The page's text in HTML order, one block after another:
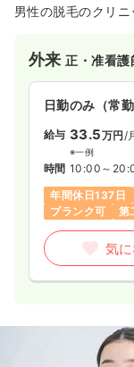
男性の脱毛のクリニ
外来正・准看護
日勤のみ（常勤
給与 33.5万円/
※一例
時間 10:00～
年間休日137日
ブランク可
第
気